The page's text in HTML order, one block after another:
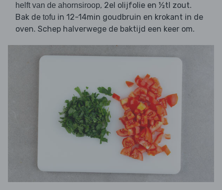
helft van de ahornsiroop, 2el olijfolie en ½tl zout.
Bak de tofu in 12-14min goudbruin en krokant in de
oven. Schep halverwege de baktijd een keer om.